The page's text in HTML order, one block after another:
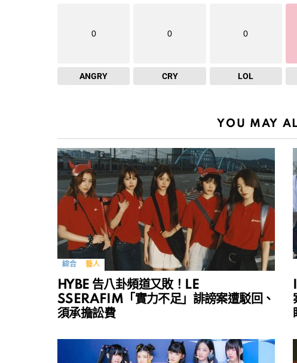
0
ANGRY
0
CRY
0
LOL
YOU MAY
綜合 藝人
HYBE 告八卦頻道又敗！LE
SSERAFIM「實力不足」誹謗案遭駁回、
須承擔訟費